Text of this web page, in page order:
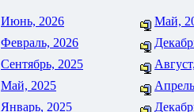
Июнь, 2026
Май,
Февраль, 2026
Сентябрь, 2025
Май, 2025
Январь, 2025